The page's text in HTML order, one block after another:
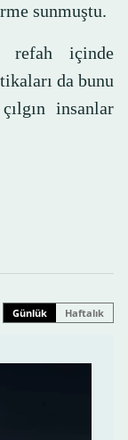
sunmuştu.
refah içinde
da bunu
insanlar
Günlük Haftalık